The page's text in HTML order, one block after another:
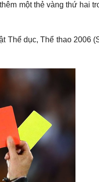
một thẻ vàng thứ hai
dục, Thể thao 2006